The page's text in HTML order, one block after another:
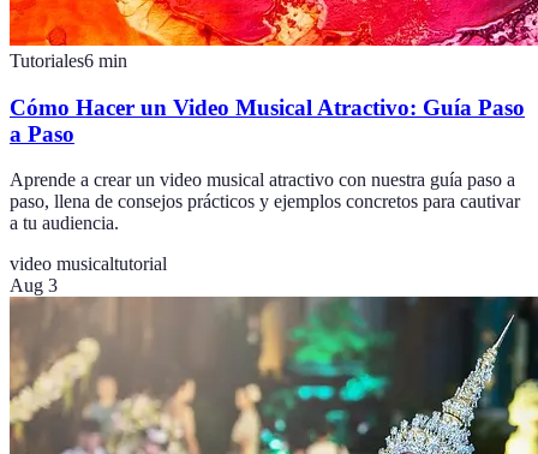
Tutoriales6 min
Cómo Hacer un Video Musical Atractivo: Guía Paso
a Paso
Aprende a crear un video musical atractivo con nuestra guía paso a
paso, llena de consejos prácticos y ejemplos concretos para cautivar
a tu audiencia.
video musicaltutorial
Aug 3